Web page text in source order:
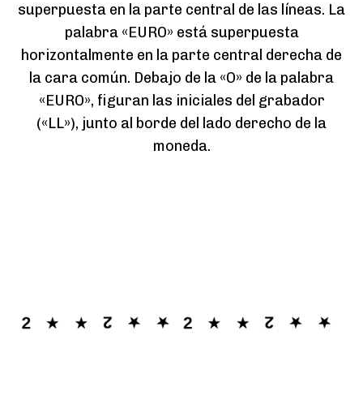
superpuesta en la parte central de las líneas. La
palabra «EURO» está superpuesta
horizontalmente en la parte central derecha de
la cara común. Debajo de la «O» de la palabra
«EURO», figuran las iniciales del grabador
(«LL»), junto al borde del lado derecho de la
moneda.